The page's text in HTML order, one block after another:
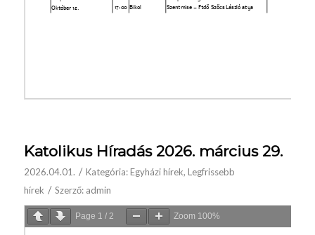
Katolikus Híradás 2026. március 29.
2026.04.01. / Kategória:Egyházi hírek, Legfrissebb
hírek / Szerző: admin
Page 1 / 2 Zoom 100%